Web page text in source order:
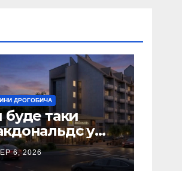
ДРОГОБИЧА
буде таки
у
(Фото)
6, 2026